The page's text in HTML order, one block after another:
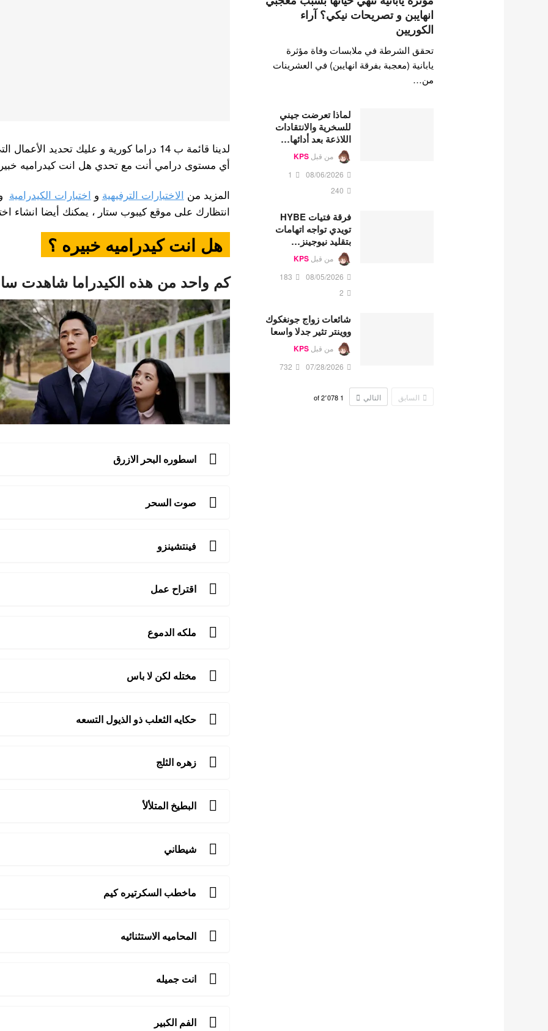
لدينا قائمة ب 14 دراما كورية و عليك تحديد
أي مستوى درامي أنت مع تحدي هل انت كيدراميه
المزيد من الاختبارات الترفيهية و اختبارات الكيدرامية
انتظارك على موقع كيبوب ستار ، يمكنك أيضا انشاء
هل انت كيدراميه خبيره ؟
كم واحد من هذه الكيدراما شاهدت
اسطوره البحر الازرق
صوت السحر
فينتشينزو
اقتراح عمل
ملكه الدموع
مختله لكن لا باس
حكايه الثعلب ذو الذيول التسعه
زهره الثلج
البطيخ المتلألأ
شيطاني
ماخطب السكرتيره كيم
المحاميه الاستثنائيه
انت جميله
الفم الكبير
انهايبن و تصريحات نيكي؟ آراء
الكوريين
تحقق الشرطة في ملابسات وفاة مؤثرة
يابانية (معجبة بفرقة انهايبن) في العشرينات
من…
لماذا تعرضت جيني
للسخرية والانتقادات
اللاذعة بعد أدائها…
من قبل KPS
08/06/2026
1
240
فرقة فتيات HYBE
تويدي تواجه اتهامات
بتقليد نيوجينز…
من قبل KPS
08/05/2026
183
2
شائعات زواج جونغكوك
ووينتر تثير جدلا واسعا
من قبل KPS
07/28/2026
732
السابق التالي 1 2٬078